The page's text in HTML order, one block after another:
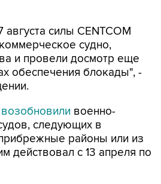
силы CENTCOM
судно,
и провели досмотр еще
обеспечения блокады", -
возобновили военно-
следующих в
районы или из
действовал с 13 апреля по